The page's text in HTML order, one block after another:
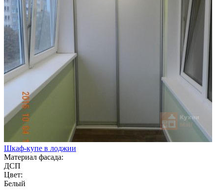
Шкаф-купе в лоджии
Материал фасада:
ДСП
Цвет:
Белый